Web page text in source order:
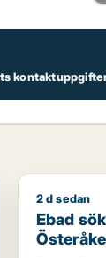
länEbad
2 d sedan
Ebad